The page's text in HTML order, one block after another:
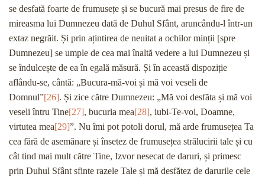
se desfată foarte de frumusețe și se bucură mai presus de fire de
mireasma lui Dumnezeu dată de Duhul Sfânt, aruncându-l într-un
extaz negrăit. Și prin ațintirea de neuitat a ochilor minții [spre
Dumnezeu] se umple de cea mai înaltă vedere a lui Dumnezeu și
se îndulcește de ea în egală măsură. Și în această dispoziție
aflându-se, cântă: „Bucura-mă-voi și mă voi veseli de
Domnul”[26]. Și zice către Dumnezeu: „Mă voi desfăta și mă voi
veseli întru Tine[27], bucuria mea[28], iubi-Te-voi, Doamne,
virtutea mea[29]”. Nu îmi pot potoli dorul, mă arde frumusețea Ta
cea fără de asemănare și însetez de frumusețea strălucirii tale și cu
cât tind mai mult către Tine, Izvor nesecat de daruri, și primesc
prin Duhul Sfânt sfinte razele Tale și mă desfătez de darurile cele